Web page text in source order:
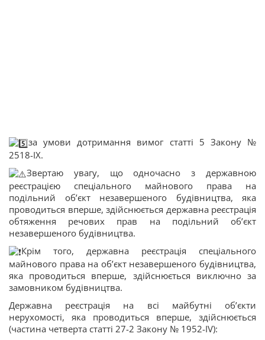
за умови дотримання вимог статті 5 Закону №
2518-ІХ.
Звертаю увагу, що одночасно з державною
реєстрацією спеціального майнового права на
подільний об’єкт незавершеного будівництва, яка
проводиться вперше, здійснюється державна реєстрація
обтяження речових прав на подільний об’єкт
незавершеного будівництва.
Крім того, державна реєстрація спеціального
майнового права на об’єкт незавершеного будівництва,
яка проводиться вперше, здійснюється виключно за
замовником будівництва.
Державна реєстрація на всі майбутні об’єкти
нерухомості, яка проводиться вперше, здійснюється
(частина четверта статті 27-2 Закону № 1952-IV):